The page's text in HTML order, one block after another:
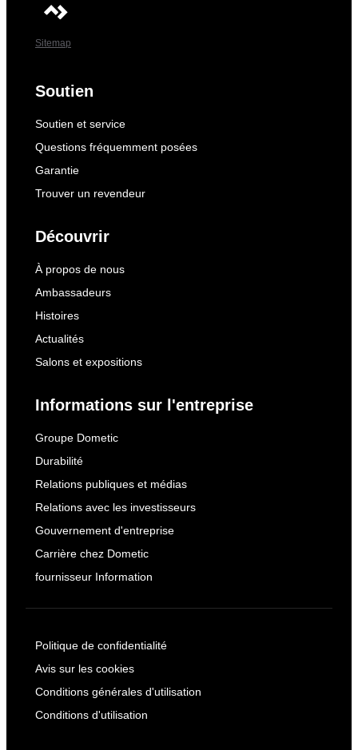
Sitemap
Soutien
Soutien et service
Questions fréquemment posées
Garantie
Trouver un revendeur
Découvrir
À propos de nous
Ambassadeurs
Histoires
Actualités
Salons et expositions
Informations sur l'entreprise
Groupe Dometic
Durabilité
Relations publiques et médias
Relations avec les investisseurs
Gouvernement d'entreprise
Carrière chez Dometic
fournisseur Information
Politique de confidentialité
Avis sur les cookies
Conditions générales d'utilisation
Conditions d'utilisation